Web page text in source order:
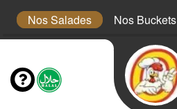
Nos Salades Nos Buckets